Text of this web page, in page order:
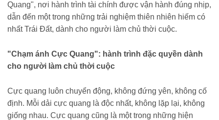
Quang", nơi hành trình tài chính được vận hành đúng nhịp,
dẫn đến một trong những trải nghiệm thiên nhiên hiếm có
nhất Trái Đất, dành cho người làm chủ thời cuộc.
"Chạm ánh Cực Quang": hành trình đặc quyền dành
cho người làm chủ thời cuộc
Cực quang luôn chuyển động, không đứng yên, không cố
định. Mỗi dải cực quang là độc nhất, không lặp lại, không
giống nhau. Cực quang cũng là một trong những hiện